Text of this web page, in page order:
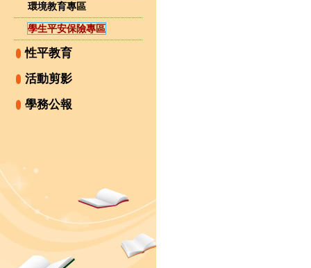
環境教育專區
學生平安保險專區
性平教育
活動剪影
學務公報